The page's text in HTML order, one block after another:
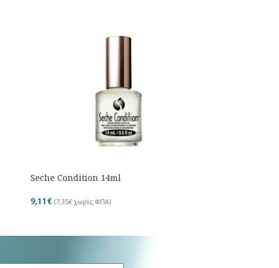
Seche Condition 14ml
9,11 € (7,35€χωρίς ΦΠΑ)